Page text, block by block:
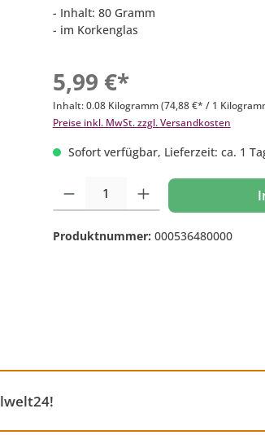
- Inhalt: 80 Gramm
- im Korkenglas
5,99 €*
Inhalt:0.08 Kilogramm(74,88 €* / 1
Preise inkl. MwSt. zzgl. Versandkosten
Sofort verfügbar, Lieferzeit: ca. 1
Produkt Anzahl: Gib den gewünschten
Produktnummer: 000536480000